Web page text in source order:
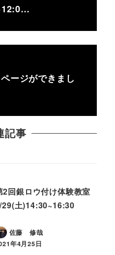
ージができまし
記事
2回銀ロウ付け体験教室
29(土)14:30~16:30
佐藤 修哉
稿日
年4月25日